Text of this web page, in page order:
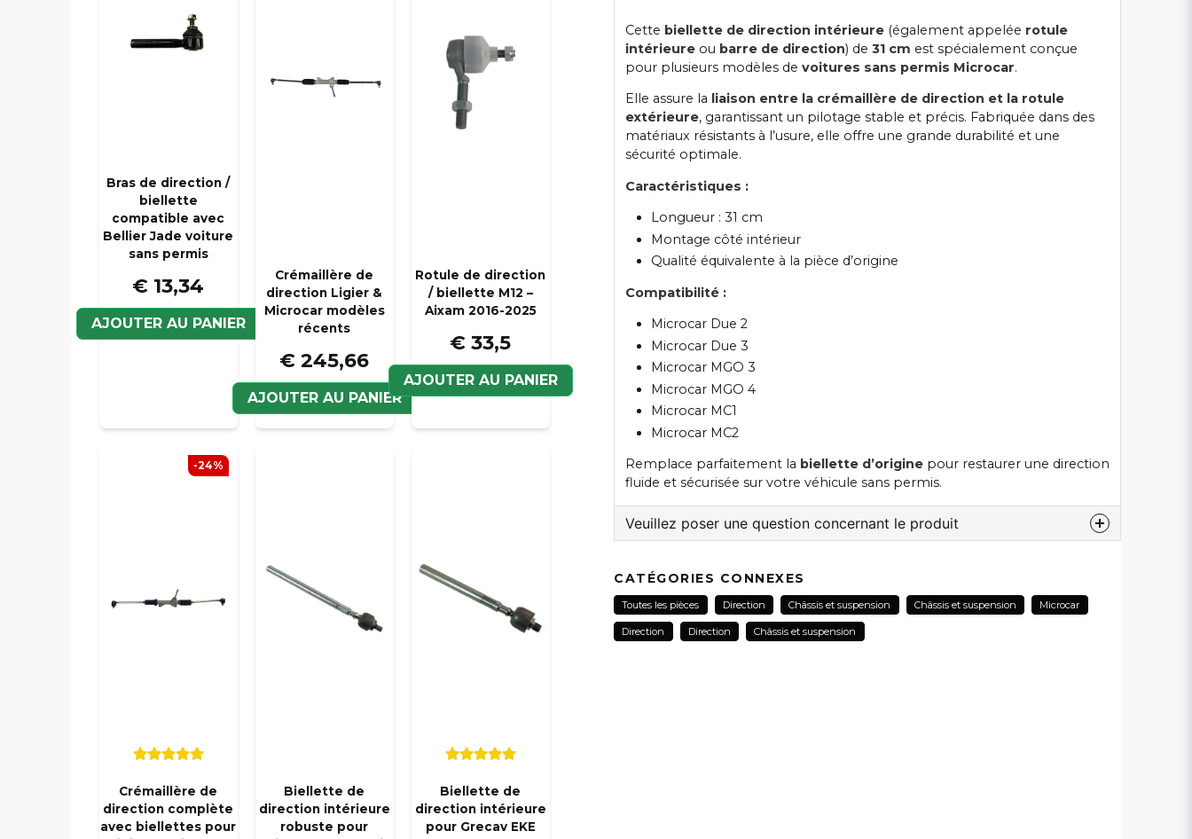
Bras de direction /
biellette
compatible avec
Bellier Jade voiture
sans permis
€ 13,34
AJOUTER AU PANIER
Crémaillère de
direction Ligier &
Microcar modèles
récents
€ 245,66
AJOUTER AU PANIER
Rotule de direction
/ biellette M12 –
Aixam 2016-2025
€ 33,5
AJOUTER AU PANIER
Crémaillère de
direction complète
avec biellettes pour
-24%
Biellette de
direction intérieure
robuste pour
Biellette de
direction intérieure
pour Grecav EKE
Cette biellette de direction intérieure (également appelée rotule
intérieure ou barre de direction) de 31 cm est spécialement conçue
pour plusieurs modèles de voitures sans permis Microcar.
Elle assure la liaison entre la crémaillère de direction et la rotule
extérieure, garantissant un pilotage stable et précis. Fabriquée dans des
matériaux résistants à l’usure, elle offre une grande durabilité et une
sécurité optimale.
Caractéristiques :
Longueur : 31 cm
Montage côté intérieur
Qualité équivalente à la pièce d’origine
Compatibilité :
Microcar Due 2
Microcar Due 3
Microcar MGO 3
Microcar MGO 4
Microcar MC1
Microcar MC2
Remplace parfaitement la biellette d’origine pour restaurer une direction
fluide et sécurisée sur votre véhicule sans permis.
Veuillez poser une question concernant le produit
Veuillez nous contacter au sujet de ce produit...
CATÉGORIES CONNEXES
Toutes les pièces Direction Châssis et suspension Châssis et suspension Microcar
Direction Direction Châssis et suspension